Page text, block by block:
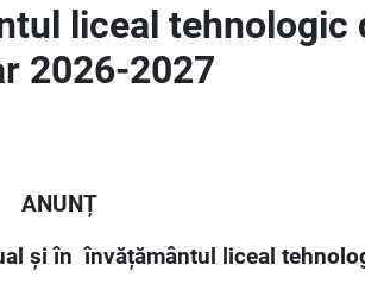
liceal tehnologic
2026-2027
ANUNȚ
și în învățământul liceal